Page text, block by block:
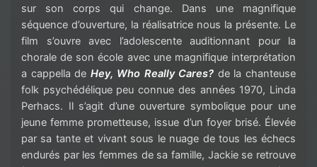
sur son corps qui change. Dans une magnifique
séquence d’ouverture, la réalisatrice nous la présente. Le
film s’ouvre avec l’adolescente auditionnant pour la
chorale de son école avec une magnifique interprétation
a cappella de Hey, Who Really Cares? de la chanteuse
folk psychédélique peu connue des années 1970, Linda
Perhacs. Il s’agit d’une ouverture symbolique pour une
jeune femme prometteuse, issue d’un foyer brisé. Élevée
par sa tante et vivant sous le nuage de tous les échecs
endurés par les femmes de sa famille, Jackie se retrouve